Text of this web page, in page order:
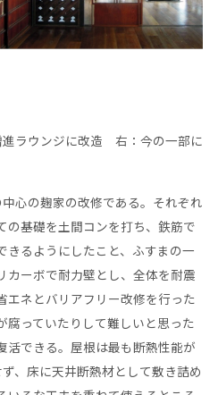
ラウンジに改造 右：今の一部に
心の麹家の改修である。それぞれ
の基礎を土間コンを打ち、鉄筋で
きるようにしたこと、ふすまの一
カーボで耐力壁とし、全体を耐震
エネとバリアフリー改修を行った
腐っていたりして難しいと思った
活できる。屋根は最も断熱性能が
、床に天井断熱材として敷き詰め